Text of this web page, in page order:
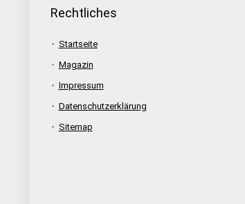
Rechtliches
Startseite
Magazin
Impressum
Datenschutzerklärung
Sitemap